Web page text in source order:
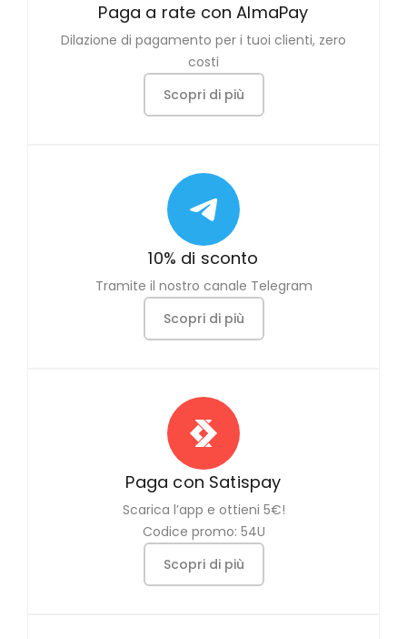
Paga a rate con AlmaPay
Dilazione di pagamento per i tuoi clienti, zero
costi
Scopri di più
10% di sconto
Tramite il nostro canale Telegram
Scopri di più
Paga con Satispay
Scarica l’app e ottieni 5€!
Codice promo: 54U
Scopri di più